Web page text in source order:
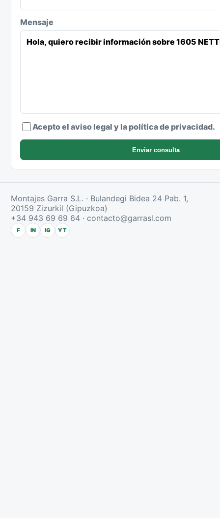
Mensaje
Acepto el aviso legal y la política de privacidad.
Enviar consulta
Montajes Garra S.L. · Bulandegi Bidea 24 Pab. 1,
20159 Zizurkil (Gipuzkoa)
+34 943 69 69 64 · contacto@garrasl.com
F IN IG YT